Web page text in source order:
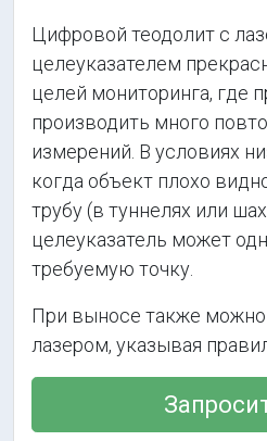
Цифровой теодолит с
целеуказателем
целей мониторинга, где
производить много
измерений. В условиях
когда объект плохо
трубу (в туннелях или
целеуказатель может
требуемую точку.
При выносе также можно
лазером, указывая